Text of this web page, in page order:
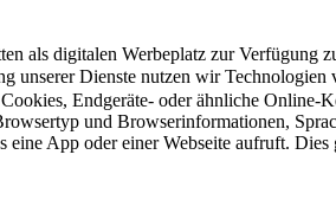
als digitalen Werbeplatz zur Verfügung
unserer Dienste nutzen wir Technologien
Endgeräte- oder ähnliche Online-
und Browserinformationen,
App oder einer Webseite aufruft.